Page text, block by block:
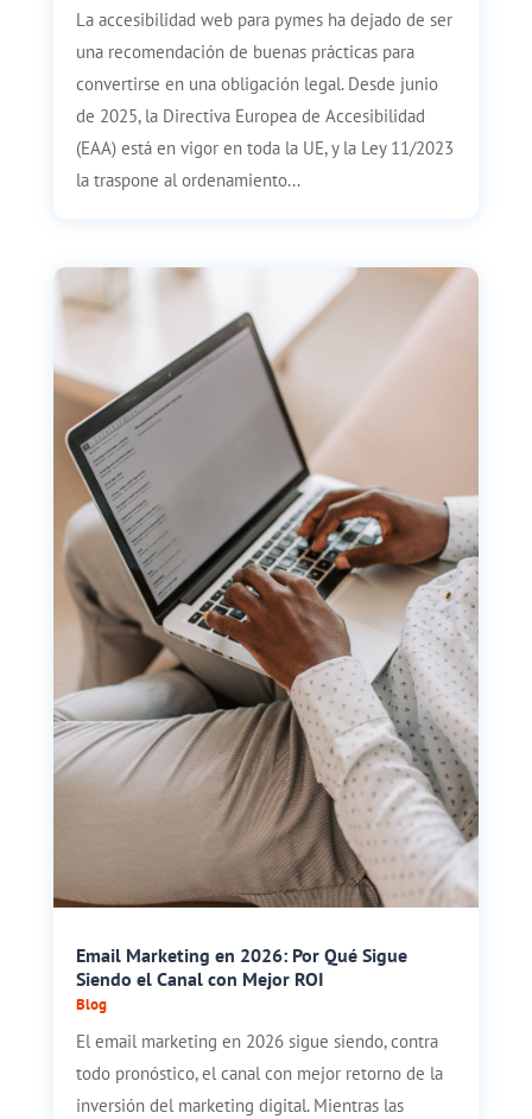
La accesibilidad web para pymes ha dejado de ser
una recomendación de buenas prácticas para
convertirse en una obligación legal. Desde junio
de 2025, la Directiva Europea de Accesibilidad
(EAA) está en vigor en toda la UE, y la Ley 11/2023
la traspone al ordenamiento...
Email Marketing en 2026: Por Qué Sigue
Siendo el Canal con Mejor ROI
Blog
El email marketing en 2026 sigue siendo, contra
todo pronóstico, el canal con mejor retorno de la
inversión del marketing digital. Mientras las